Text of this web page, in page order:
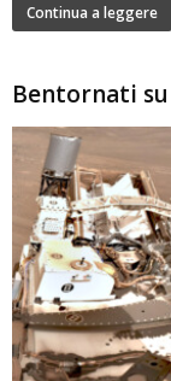
Continua a leggere
Bentornati